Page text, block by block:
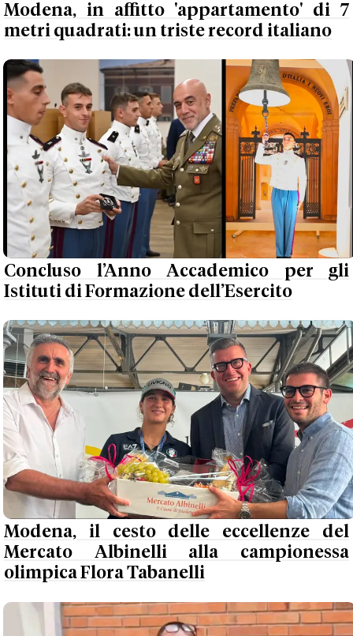
Modena, in affitto 'appartamento' di 7
metri quadrati: un triste record italiano
Concluso l’Anno Accademico per gli
Istituti di Formazione dell’Esercito
Modena, il cesto delle eccellenze del
Mercato Albinelli alla campionessa
olimpica Flora Tabanelli